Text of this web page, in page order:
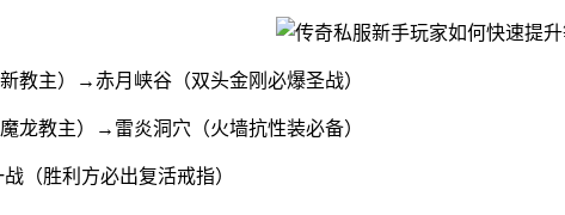
教主）→赤月峡谷（双头金刚必爆圣战）
龙教主）→雷炎洞穴（火墙抗性装必备）
（胜利方必出复活戒指）